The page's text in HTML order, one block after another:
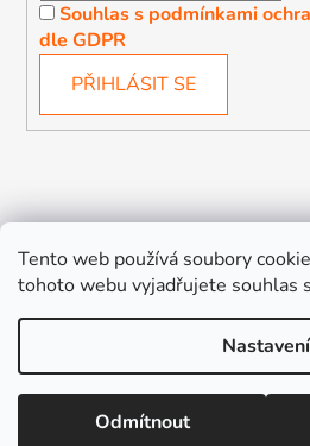
Tento web používá soubory
tohoto webu vyjadřujete souhlas
Nastavení
Odmítnout
Souhlas s podmínkami
dle GDPR
PŘIHLÁSIT SE
Vytvořil
Copyright 2026Děťátko
.